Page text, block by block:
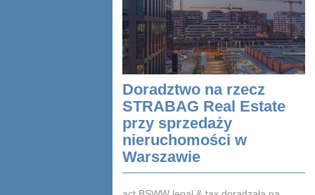
Doradztwo na rzecz
STRABAG Real Estate
przy sprzedaży
nieruchomości w
Warszawie